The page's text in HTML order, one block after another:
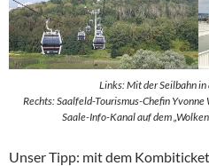
Links: Mit der Seilbahn in
Rechts: Saalfeld-Tourismus-Chefin
Saale-Info-Kanal auf dem
Unser Tipp: mit dem